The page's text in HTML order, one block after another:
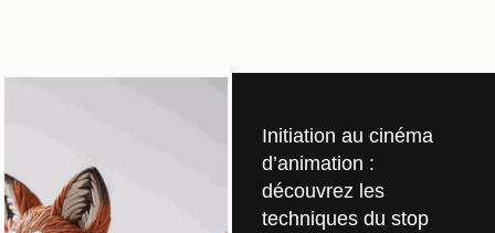
Initiation au cinéma
d’animation :
découvrez les
techniques du stop